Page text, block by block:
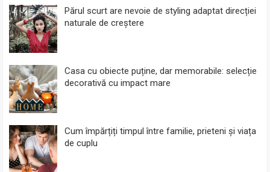
Părul scurt are nevoie de styling adaptat direcției
naturale de creștere
Casa cu obiecte puține, dar memorabile: selecție
decorativă cu impact mare
Cum împărțiți timpul între familie, prieteni și viața
de cuplu